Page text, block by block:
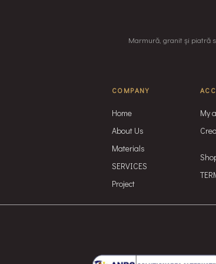
Marmură, granit și piatră
COMPANY
Home
About Us
Materials
SERVICES
Project
My